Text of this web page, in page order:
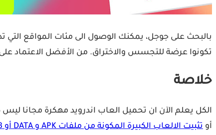
بالبحث على جوجل، يمكنك الوصول الى مئات المواقع التي
تكونوا عرضة للتجسس والاختراق. من الأفضل الاعتماد
خلاصة
الكل يعلم الآن ان تحميل العاب اندرويد مهكرة مجانا
أو تثبيت الالعاب الكبيرة المكونة من ملفات APK و DATA أو OBB